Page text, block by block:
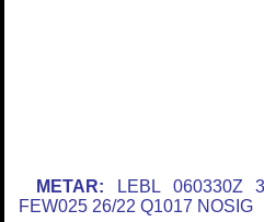
METAR: LEBL 060330Z
FEW025 26/22 Q1017 NOSIG